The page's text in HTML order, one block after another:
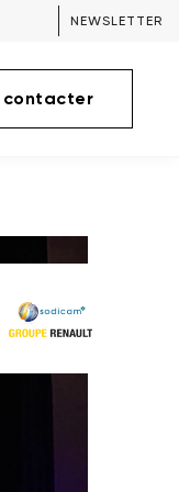
NEWSLETTER
contacter